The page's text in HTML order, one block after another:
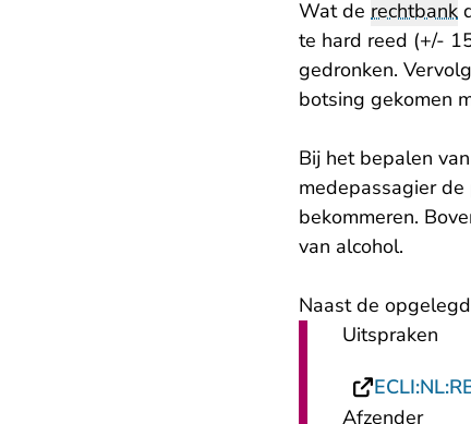
Wat de rechtbank
te hard reed (+/-
gedronken.
botsing gekomen
Bij het bepalen
medepassagier
bekommeren.
van alcohol.
Naast de
Uitspraken
Afzender